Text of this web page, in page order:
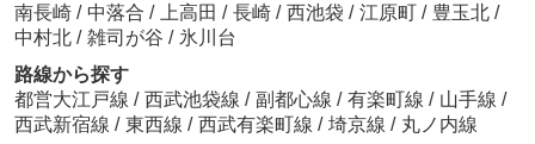
南長崎 / 中落合 / 上高田 / 長崎 / 西池袋 / 江原町 / 豊玉北 /
中村北 / 雑司が谷 / 氷川台
路線から探す
都営大江戸線 / 西武池袋線 / 副都心線 / 有楽町線 / 山手線 /
西武新宿線 / 東西線 / 西武有楽町線 / 埼京線 / 丸ノ内線